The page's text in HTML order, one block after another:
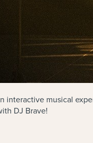
interactive musical
DJ Brave!